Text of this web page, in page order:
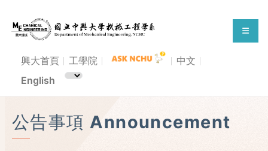
興大首頁 工學院
中文
English
公告事項 Announcement